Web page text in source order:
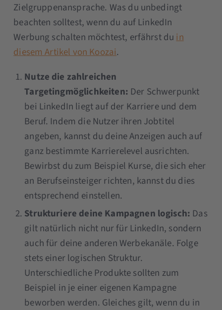
Zielgruppenansprache. Was du unbedingt
beachten solltest, wenn du auf LinkedIn
Werbung schalten möchtest, erfährst duin
diesem Artikel von Koozai.
Nutze die zahlreichen
Targetingmöglichkeiten: Der Schwerpunkt
bei LinkedIn liegt auf der Karriere und dem
Beruf. Indem die Nutzer ihren Jobtitel
angeben, kannst du deine Anzeigen auch auf
ganz bestimmte Karrierelevel ausrichten.
Bewirbst du zum Beispiel Kurse, die sich eher
an Berufseinsteiger richten, kannst du dies
entsprechend einstellen.
Strukturiere deine Kampagnen logisch: Das
gilt natürlich nicht nur für LinkedIn, sondern
auch für deine anderen Werbekanäle. Folge
stets einer logischen Struktur.
Unterschiedliche Produkte sollten zum
Beispiel in je einer eigenen Kampagne
beworben werden. Gleiches gilt, wenn du in